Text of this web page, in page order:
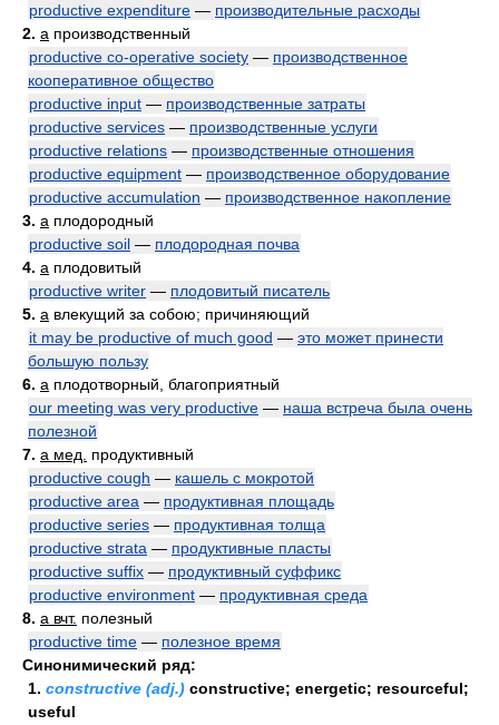
productive expenditure — производительные расходы
2. a производственный
productive co-operative society — производственное
кооперативное общество
productive input — производственные затраты
productive services — производственные услуги
productive relations — производственные отношения
productive equipment — производственное оборудование
productive accumulation — производственное накопление
3. a плодородный
productive soil — плодородная почва
4. a плодовитый
productive writer — плодовитый писатель
5. a влекущий за собою; причиняющий
it may be productive of much good — это может принести
большую пользу
6. a плодотворный, благоприятный
our meeting was very productive — наша встреча была очень
полезной
7. a мед.
продуктивный
productive cough — кашель с мокротой
productive area — продуктивная площадь
productive series — продуктивная толща
productive strata — продуктивные пласты
productive suffix — продуктивный суффикс
productive environment — продуктивная среда
8. a вчт. полезный
productive time — полезное время
Синонимический ряд:
1. constructive (adj.) constructive; energetic; resourceful;
useful